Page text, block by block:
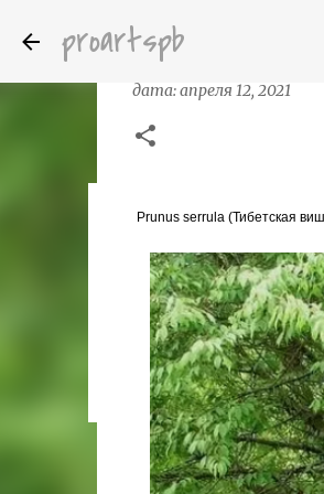
proartspb
Бумажные
дата:октября 14, 2022
8
дата:апреля 12, 2021
Prunus serrula (Тибетская